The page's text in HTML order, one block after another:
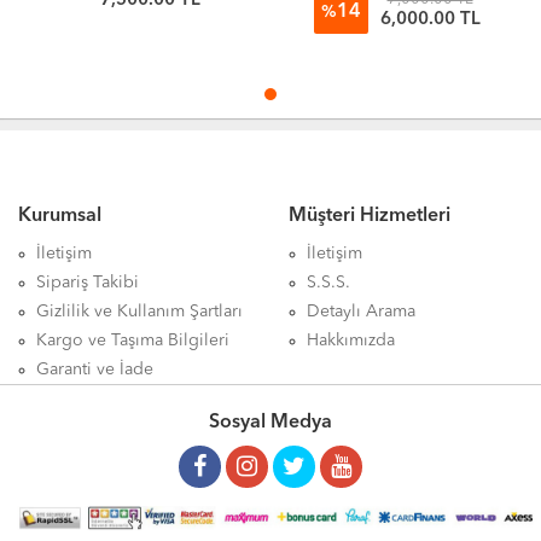
14 6,000.00 TL
Kurumsal
İletişim
Sipariş Takibi
Gizlilik ve Kullanım Şartları
Kargo ve Taşıma Bilgileri
Garanti ve İade
Müşteri Hizmetleri
İletişim
S.S.S.
Detaylı Arama
Hakkımızda
Sosyal Medya